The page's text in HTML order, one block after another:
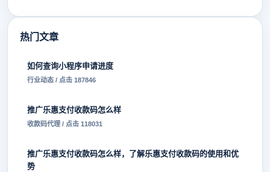
热门文章
如何查询小程序申请进度
行业动态 / 点击 187846
推广乐惠支付收款码怎么样
收款码代理 / 点击 118031
推广乐惠支付收款码怎么样，了解乐惠支付收款码的使用和优
势